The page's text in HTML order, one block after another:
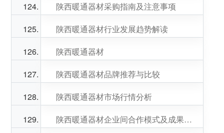
陕西暖通器材采购指南及注意事项
陕西暖通器材行业发展趋势解读
陕西暖通器材
陕西暖通器材品牌推荐与比较
陕西暖通器材市场行情分析
陕西暖通器材企业间合作模式及成果分享